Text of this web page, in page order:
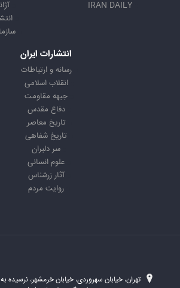
IRAN DAILY
انتشارات ایران
رسانه و ارتباطات
انقلاب اسلامی
جبهه مقاومت
دفاع مقدس
تاریخ معاصر
تاریخ شفاهی
سر دلبران
علوم انسانی
آثار زرشناس
روایت مردم
تهران، خیابان سهروردی، خیابان خرمشهر،